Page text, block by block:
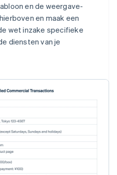
en de weergave-
en maak een
wet inzake specifieke
diensten van je